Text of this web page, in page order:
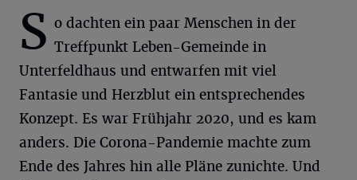
S o dachten ein paar Menschen in der
Treffpunkt Leben-Gemeinde in
Unterfeldhaus und entwarfen mit viel
Fantasie und Herzblut ein entsprechendes
Konzept. Es war Frühjahr 2020, und es kam
anders. Die Corona-Pandemie machte zum
Ende des Jahres hin alle Pläne zunichte. Und